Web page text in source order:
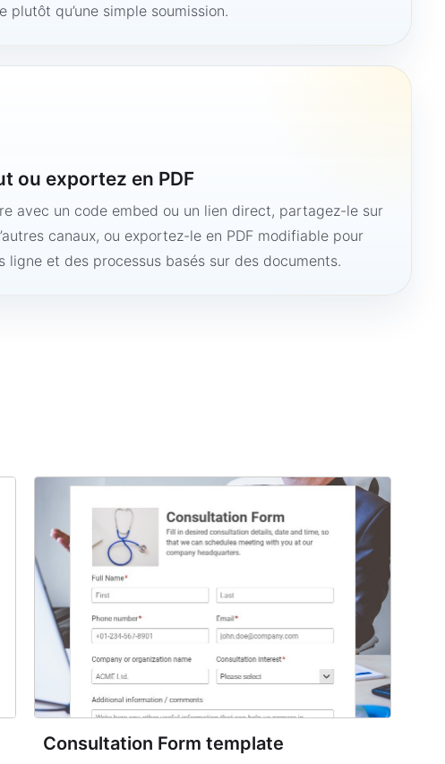
plutôt qu’une simple soumission.
ou exportez en PDF
avec un code embed ou un lien direct, partagez-le sur
canaux, ou exportez-le en PDF modifiable pour
ligne et des processus basés sur des documents.
Consultation Form template